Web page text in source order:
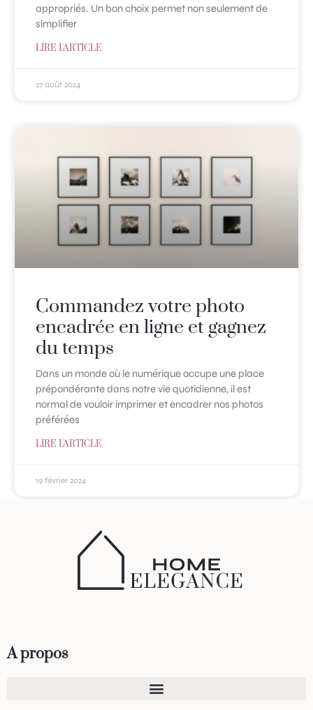
appropriés. Un bon choix permet non seulement de
simplifier
LIRE L'ARTICLE
27 août 2024
Commandez votre photo
encadrée en ligne et gagnez
du temps
Dans un monde où le numérique occupe une place
prépondérante dans notre vie quotidienne, il est
normal de vouloir imprimer et encadrer nos photos
préférées
LIRE L'ARTICLE
19 février 2024
A propos